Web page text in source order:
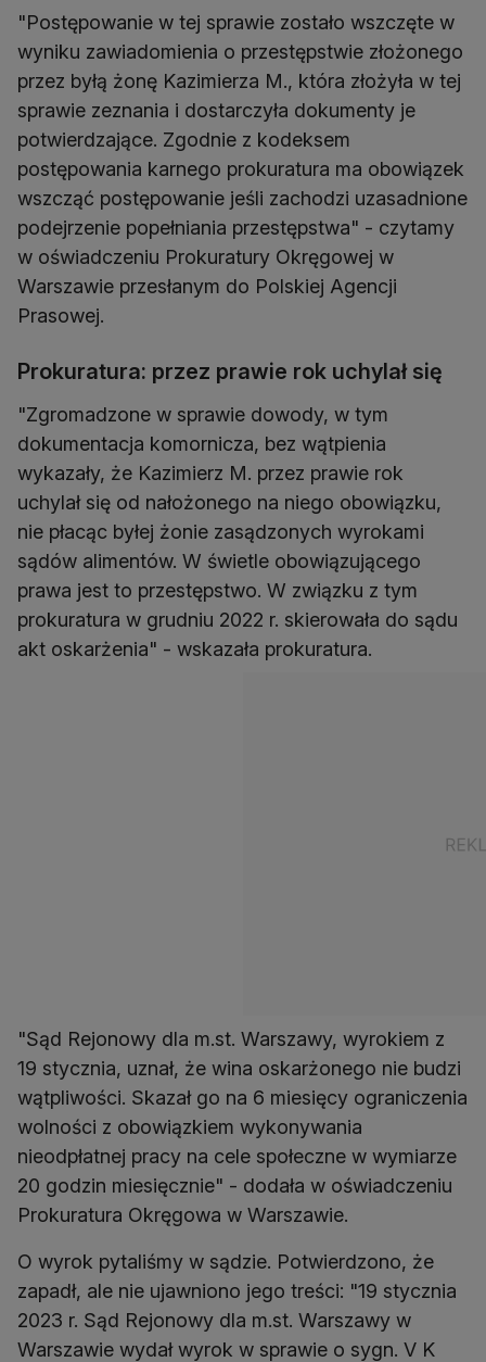
"Postępowanie w tej sprawie zostało wszczęte w
wyniku zawiadomienia o przestępstwie złożonego
przez byłą żonę Kazimierza M., która złożyła w tej
sprawie zeznania i dostarczyła dokumenty je
potwierdzające. Zgodnie z kodeksem
postępowania karnego prokuratura ma obowiązek
wszcząć postępowanie jeśli zachodzi uzasadnione
podejrzenie popełniania przestępstwa" - czytamy
w oświadczeniu Prokuratury Okręgowej w
Warszawie przesłanym do Polskiej Agencji
Prasowej.
Prokuratura: przez prawie rok uchylał się
"Zgromadzone w sprawie dowody, w tym
dokumentacja komornicza, bez wątpienia
wykazały, że Kazimierz M. przez prawie rok
uchylał się od nałożonego na niego obowiązku,
nie płacąc byłej żonie zasądzonych wyrokami
sądów alimentów. W świetle obowiązującego
prawa jest to przestępstwo. W związku z tym
prokuratura w grudniu 2022 r. skierowała do sądu
akt oskarżenia" - wskazała prokuratura.
"Sąd Rejonowy dla m.st. Warszawy, wyrokiem z
19 stycznia, uznał, że wina oskarżonego nie budzi
wątpliwości. Skazał go na 6 miesięcy ograniczenia
wolności z obowiązkiem wykonywania
nieodpłatnej pracy na cele społeczne w wymiarze
20 godzin miesięcznie" - dodała w oświadczeniu
Prokuratura Okręgowa w Warszawie.
O wyrok pytaliśmy w sądzie. Potwierdzono, że
zapadł, ale nie ujawniono jego treści: "19 stycznia
2023 r. Sąd Rejonowy dla m.st. Warszawy w
Warszawie wydał wyrok w sprawie o sygn. V K